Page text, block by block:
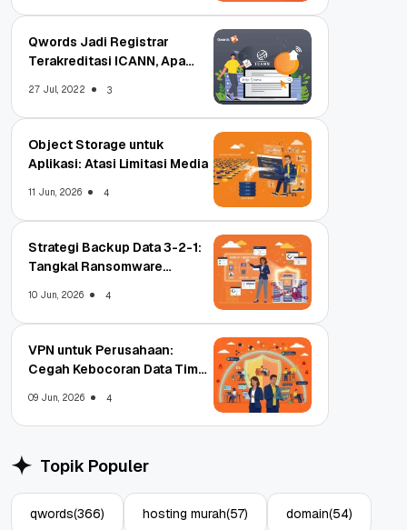
Qwords Jadi Registrar
Terakreditasi ICANN, Apa
27 Jul, 2022 3
Object Storage untuk
Aplikasi: Atasi Limitasi Media
11 Jun, 2026 4
Strategi Backup Data 3-2-1:
Tangkal Ransomware
10 Jun, 2026 4
VPN untuk Perusahaan:
Cegah Kebocoran Data Tim
09 Jun, 2026 4
Topik Populer
qwords(366) hosting murah(57) domain(54)